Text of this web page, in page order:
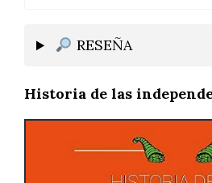
RESEÑA
Historia de las